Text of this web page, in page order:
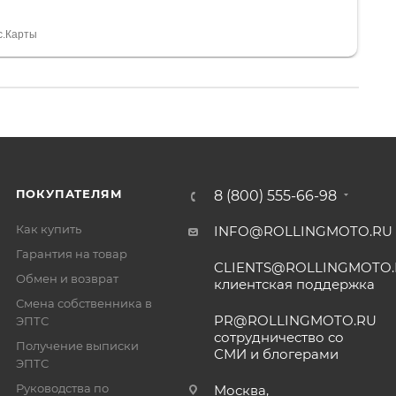
Дмитрию, за клиентоориентированность и
ПОКУПАТЕЛЯМ
Как купить
Гарантия на товар
Обмен и возврат
Смена собственника в
ЭПТС
Получение выписки
ЭПТС
Руководства по
8 (800) 555-66-98
INFO@ROLLINGMOTO.RU
клиентская поддержка
PR@ROLLINGMOTO.RU
сотрудничество со
СМИ и блогерами
Москва,